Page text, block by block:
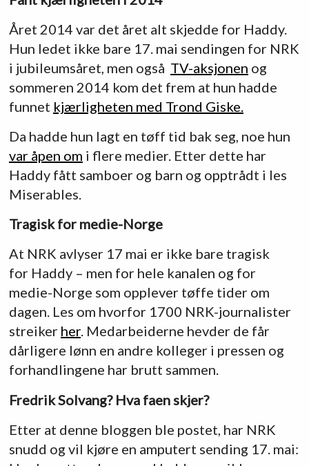
Året 2014 var det året alt skjedde for Haddy.
Hun ledet ikke bare 17. mai sendingen for NRK
i jubileumsåret, men også TV-aksjonen og
sommeren 2014 kom det frem at hun hadde
funnet kjærligheten med Trond Giske.
Da hadde hun lagt en tøff tid bak seg, noe hun
var åpen om i flere medier. Etter dette har
Haddy fått samboer og barn og opptrådt i les
Miserables.
Tragisk for medie-Norge
At NRK avlyser 17 mai er ikke bare tragisk
for Haddy – men for hele kanalen og for
medie-Norge som opplever tøffe tider om
dagen. Les om hvorfor 1700 NRK-journalister
streiker her. Medarbeiderne hevder de får
dårligere lønn en andre kolleger i pressen og
forhandlingene har brutt sammen.
Fredrik Solvang? Hva faen skjer?
Etter at denne bloggen ble postet, har NRK
snudd og vil kjøre en amputert sending 17. mai: